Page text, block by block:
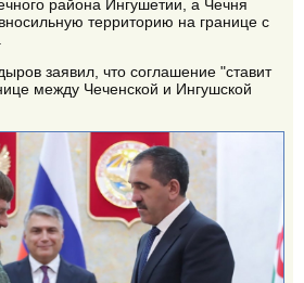
района Ингушетии, а Чечня
территорию на границе с
заявил, что соглашение "ставит
между Чеченской и Ингушской